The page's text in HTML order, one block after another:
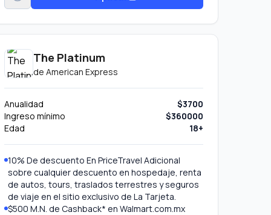
The Platinum
de American Express
Anualidad
$3700
Ingreso mínimo
$360000
Edad
18+
10% De descuento En PriceTravel Adicional
sobre cualquier descuento en hospedaje, renta
de autos, tours, traslados terrestres y seguros
de viaje en el sitio exclusivo de La Tarjeta.
$500 M.N. de Cashback* en Walmart.com.mx